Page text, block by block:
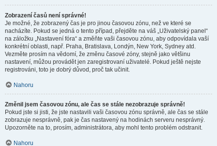
Zobrazení časů není správné!
Je možné, že zobrazený čas je pro jinou časovou zónu, než ve které se
nacházíte. Pokud se jedná o tento případ, přejděte na váš „Uživatelský panel“
na záložku „Nastavení fóra“ a změňte vaši časovou zónu, aby odpovídala vaší
konkrétní oblasti, např. Praha, Bratislava, Londýn, New York, Sydney atd.
Vezměte prosím na vědomí, že změnu časové zóny, stejně jako většinu
nastavení, můžou provádět jen zaregistrovaní uživatelé. Pokud ještě nejste
registrováni, toto je dobrý důvod, proč tak učinit.
Nahoru
Změnil jsem časovou zónu, ale čas se stále nezobrazuje správně!
Pokud jste si jisti, že jste nastavili vaši časovou zónu správně, ale čas se stále
zobrazuje nesprávně, pak je čas nastavený na hodinách serveru nesprávný.
Upozorněte na to, prosím, administrátora, aby mohl tento problém odstranit.
Nahoru